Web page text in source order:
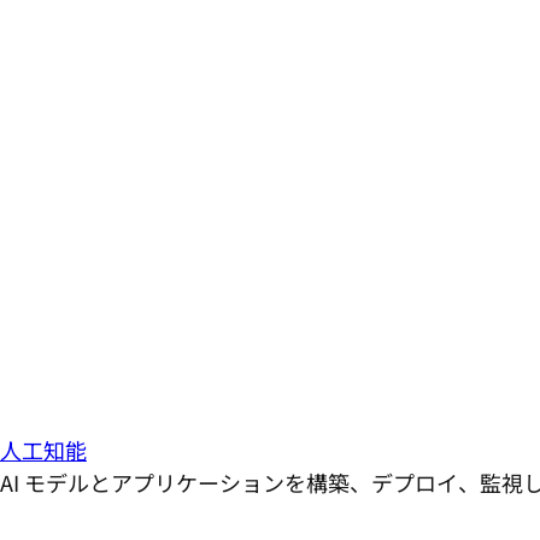
人工知能
AI モデルとアプリケーションを構築、デプロイ、監視